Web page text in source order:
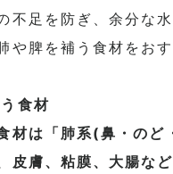
不足を防ぎ、余分な
や脾を補う食材をお
食材
材は「肺系(鼻・のど
皮膚、 粘膜、大腸な